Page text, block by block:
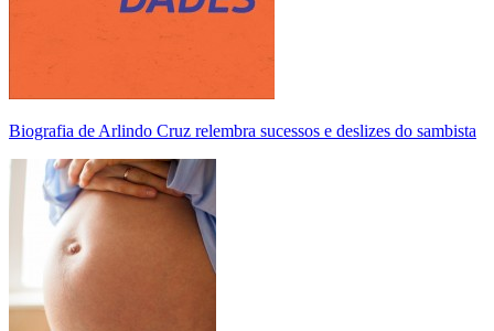
Biografia de Arlindo Cruz relembra sucessos e deslizes do sambista